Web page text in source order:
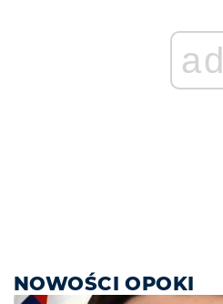
ad
NOWOŚCI OPOKI